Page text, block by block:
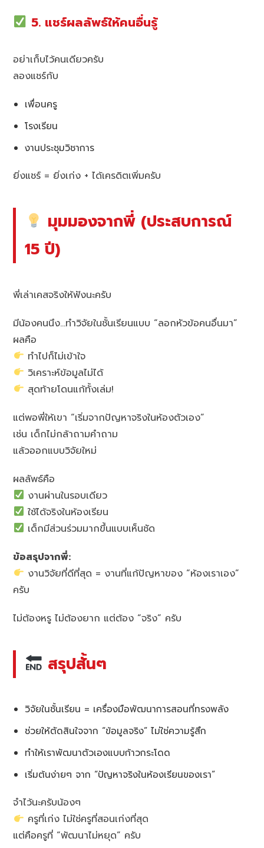
5. แชร์ผลลัพธ์ให้คนอื่นรู้
อย่าเก็บไว้คนเดียวครับ
ลองแชร์กับ
เพื่อนครู
โรงเรียน
งานประชุมวิชาการ
ยิ่งแชร์ = ยิ่งเก่ง + ได้เครดิตเพิ่มครับ
มุมมองจากพี่ (ประสบการณ์
15 ปี)
พี่เล่าเคสจริงให้ฟังนะครับ
มีน้องคนนึง…ทำวิจัยในชั้นเรียนแบบ “ลอกหัวข้อคนอื่นมา”
ผลคือ
ทำไปก็ไม่เข้าใจ
วิเคราะห์ข้อมูลไม่ได้
สุดท้ายโดนแก้ทั้งเล่ม!
แต่พอพี่ให้เขา “เริ่มจากปัญหาจริงในห้องตัวเอง”
เช่น เด็กไม่กล้าถามคำถาม
แล้วออกแบบวิจัยใหม่
ผลลัพธ์คือ
งานผ่านในรอบเดียว
ใช้ได้จริงในห้องเรียน
เด็กมีส่วนร่วมมากขึ้นแบบเห็นชัด
ข้อสรุปจากพี่:
งานวิจัยที่ดีที่สุด = งานที่แก้ปัญหาของ “ห้องเราเอง”
ครับ
ไม่ต้องหรู ไม่ต้องยาก แต่ต้อง “จริง” ครับ
สรุปสั้นๆ
วิจัยในชั้นเรียน = เครื่องมือพัฒนาการสอนที่ทรงพลัง
ช่วยให้ตัดสินใจจาก “ข้อมูลจริง” ไม่ใช่ความรู้สึก
ทำให้เราพัฒนาตัวเองแบบก้าวกระโดด
เริ่มต้นง่ายๆ จาก “ปัญหาจริงในห้องเรียนของเรา”
จำไว้นะครับน้องๆ
ครูที่เก่ง ไม่ใช่ครูที่สอนเก่งที่สุด
แต่คือครูที่ “พัฒนาไม่หยุด” ครับ